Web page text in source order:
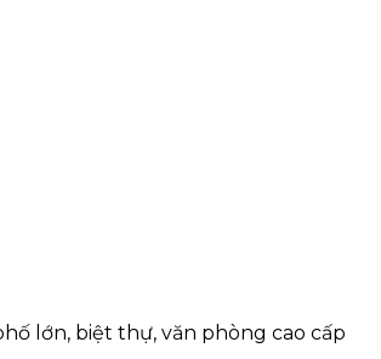
lớn, biệt thự, văn phòng cao cấp